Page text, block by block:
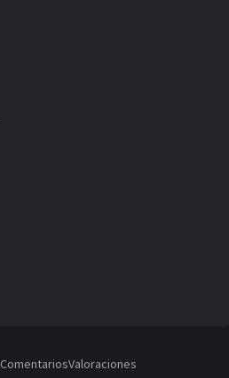
ComentariosValoraciones